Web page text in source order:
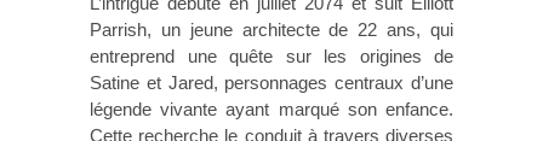
Parrish, un jeune architecte de 22 ans, qui
entreprend une quête sur les origines de
Satine et Jared, personnages centraux d’une
légende vivante ayant marqué son enfance.
Cette recherche le conduit à travers diverses